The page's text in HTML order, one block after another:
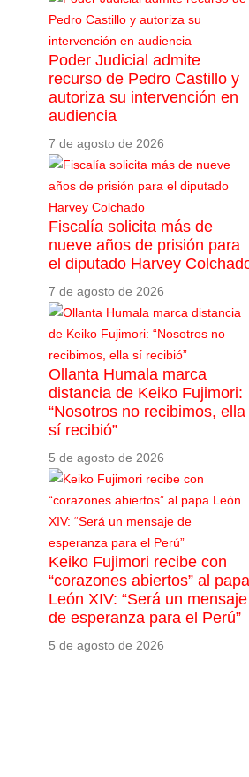
Poder Judicial admite
recurso de Pedro Castillo y
autoriza su intervención en
audiencia
7 de agosto de 2026
Fiscalía solicita más de
nueve años de prisión para
el diputado Harvey
7 de agosto de 2026
Ollanta Humala marca
distancia de Keiko Fujimori:
“Nosotros no recibimos, ella
sí recibió”
5 de agosto de 2026
Keiko Fujimori recibe con
“corazones abiertos” al papa
León XIV: “Será un mensaje
de esperanza para el Perú”
5 de agosto de 2026